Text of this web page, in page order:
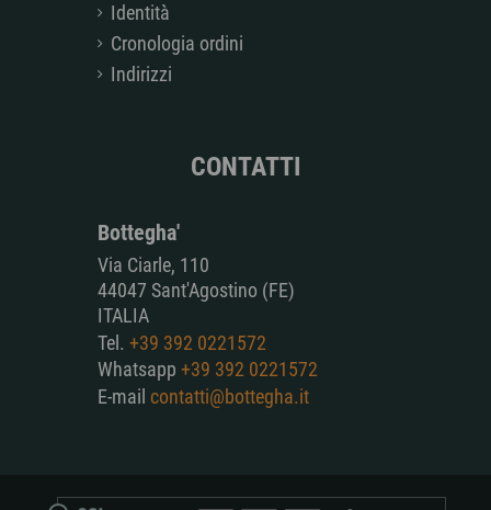
Identità
Cronologia ordini
Indirizzi
CONTATTI
Bottegha'
Via Ciarle, 110
44047 Sant'Agostino (FE)
ITALIA
Tel. +39 392 0221572
Whatsapp +39 392 0221572
E-mail contatti@bottegha.it